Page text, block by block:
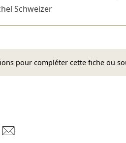
Schweizer
pour compléter cette fiche ou
LinkedIn
sur Mastodon
sur Bluesky
Partager sur Facebook